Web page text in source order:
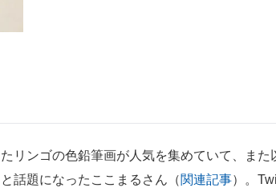
リンゴの色鉛筆画が人気を集めていて、また
話題になったここまるさん（関連記事）。